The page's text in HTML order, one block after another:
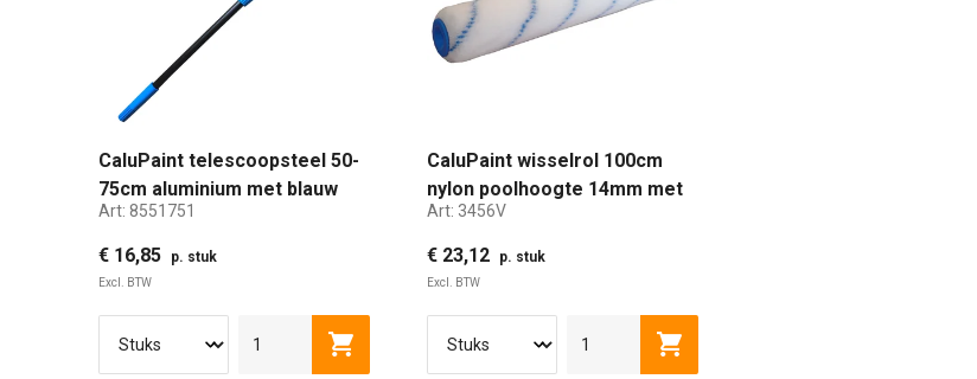
CaluPaint telescoopsteel 50-
75cm aluminium met blauw
handvat
Art: 8551751
€ 16,85 p. stuk
Excl. BTW
50-75 CM 115 - 200 CM 215 - 400 CM 80-130 CM 165-300 CM
Toevoegen aan winkelwagen
CaluPaint wisselrol 100cm
nylon poolhoogte 14mm met
enkele blauwe streep per
stuk verpakt
Art: 3456V
€ 23,12 p. stuk
Excl. BTW
Toevoegen aan winkelwagen